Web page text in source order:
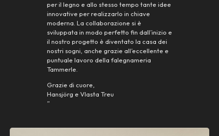
per il legno e allo stesso tempo tante idee
innovative per realizzarlo in chiave
moderna. La collaborazione si è
sviluppata in modo perfetto fin dall’inizio e
il nostro progetto è diventato la casa dei
nostri sogni, anche grazie all’eccellente e
puntuale lavoro della falegnameria
Tammerle.
Grazie di cuore,
Hansjörg e Vlasta Treu
”